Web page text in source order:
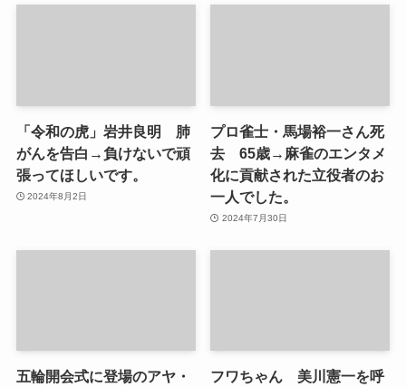
「令和の虎」岩井良明 肺
がんを告白→負けないで頑
張ってほしいです。
2024年8月2日
プロ雀士・馬場裕一さん死
去 65歳→麻雀のエンタメ
化に貢献された立役者のお
一人でした。
2024年7月30日
五輪開会式に登場のアヤ・
フワちゃん 美川憲一を呼